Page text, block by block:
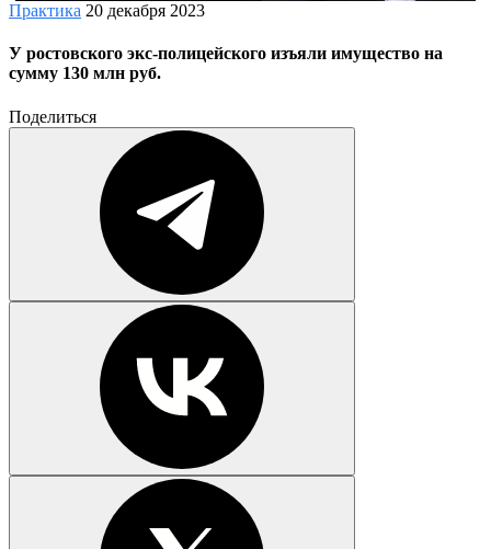
Практика 20 декабря 2023
У ростовского экс-полицейского изъяли имущество на
сумму 130 млн руб.
Поделиться